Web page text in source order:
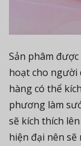
Sản phâm
hoạt cho người
hàng có thể
phương làm
sẽ kích thích
hiện đại nên sẽ